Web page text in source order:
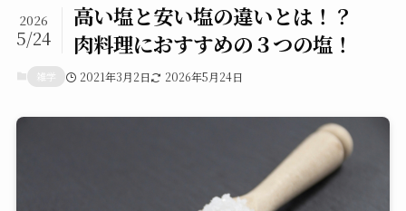
高い塩と安い塩の違いとは！？
肉料理におすすめの３つの塩！
2026
5/24
雑学 2021年3月2日 2026年5月24日